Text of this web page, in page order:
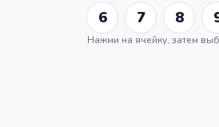
6
7 8
Нажми на ячейку, затем